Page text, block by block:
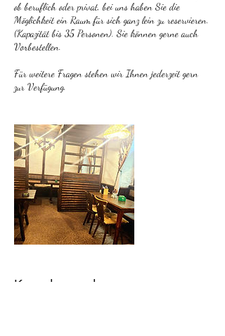
ob beruflich oder privat, bei uns haben Sie die
Möglichkeit ein Raum für sich ganz lein zu reservieren.
(Kapazität bis 35 Personen). Sie können gerne auch
Vorbestellen.
Für weitere Fragen stehen wir Ihnen jederzeit gern
zur Verfügung.
Kontaktangaben